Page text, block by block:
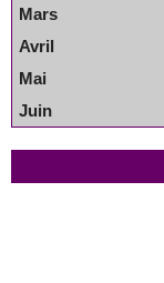
Mars
Avril
Mai
Juin